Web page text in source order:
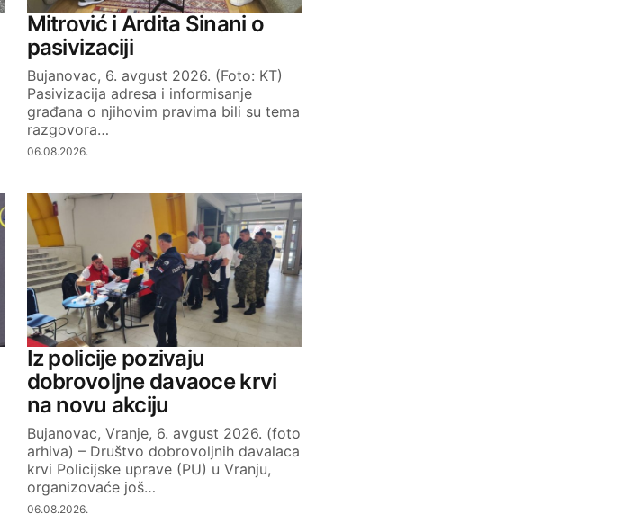
Mitrović i Ardita Sinani o
pasivizaciji
Bujanovac, 6. avgust 2026. (Foto: KT)
Pasivizacija adresa i informisanje
građana o njihovim pravima bili su tema
razgovora…
06.08.2026.
Iz policije pozivaju
dobrovoljne davaoce krvi
na novu akciju
Bujanovac, Vranje, 6. avgust 2026. (foto
arhiva) – Društvo dobrovoljnih davalaca
krvi Policijske uprave (PU) u Vranju,
organizovaće još…
06.08.2026.